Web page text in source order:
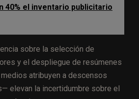
40% el inventario publicitario
sobre la selección de
y el despliegue de resúmenes
atribuyen a descensos
elevan la incertidumbre sobre el